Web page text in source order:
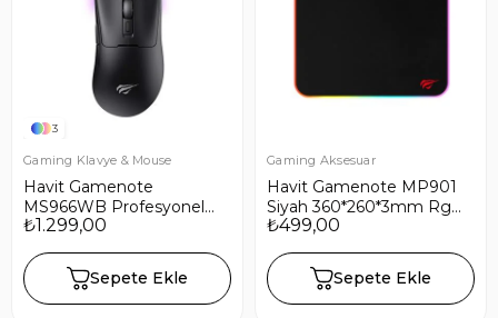
3
Gaming Klavye & Mouse
Havit Gamenote
MS966WB Profesyonel
RGB Wireless Gaming
Siyah
₺1.299,00
Sepete Ekle
Gaming Aksesuar
Havit Gamenote MP901
Siyah 360*260*3mm Rgb
Ledli Gaming Mouse Pad
₺499,00
Sepete Ekle